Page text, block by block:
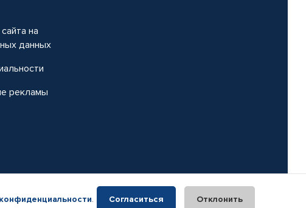
на
данных
рекламы
. Согласиться Отклонить